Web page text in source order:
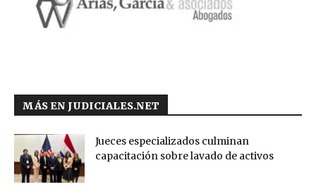
MÁS EN JUDICIALES.NET
Jueces especializados culminan
capacitación sobre lavado de activos